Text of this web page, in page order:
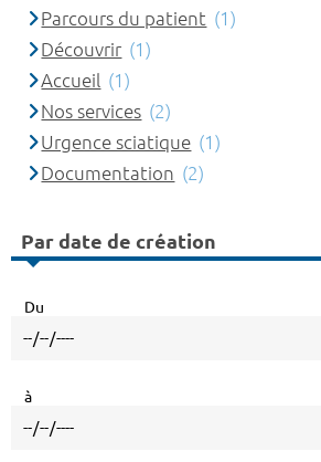
Parcours du patient (1)
Découvrir (1)
Accueil (1)
Nos services (2)
Urgence sciatique (1)
Documentation (2)
Par date de création
Du
à